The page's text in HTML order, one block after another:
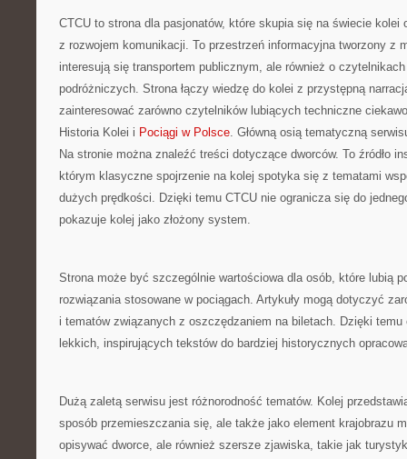
CTCU to strona dla pasjonatów, które skupia się na świecie
z rozwojem komunikacji. To przestrzeń informacyjna tworzony z
interesują się transportem publicznym, ale również o
podróżniczych. Strona łączy wiedzę do kolei z przystępną
zainteresować zarówno czytelników lubiących techniczne
Historia Kolei i Pociągi w Polsce. Główną osią tematyczną
Na stronie można znaleźć treści dotyczące dworców. To źródło
którym klasyczne spojrzenie na kolej spotyka się z tematami
dużych prędkości. Dzięki temu CTCU nie ogranicza się do
pokazuje kolej jako złożony system.
Strona może być szczególnie wartościowa dla osób, które lubią
rozwiązania stosowane w pociągach. Artykuły mogą dotyczyć
i tematów związanych z oszczędzaniem na biletach. Dzięki
lekkich, inspirujących tekstów do bardziej historycznych
Dużą zaletą serwisu jest różnorodność tematów. Kolej
sposób przemieszczania się, ale także jako element krajobrazu
opisywać dworce, ale również szersze zjawiska, takie jak